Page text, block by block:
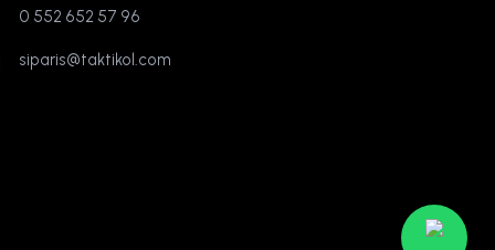
0 552 652 57 96
siparis@taktikol.com